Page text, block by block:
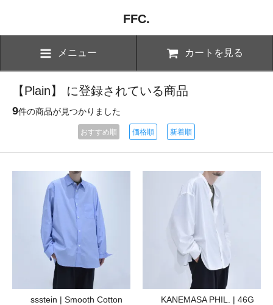
FFC.
メニュー カートを見る
【Plain】 に登録されている商品
9件の商品が見つかりました
おすすめ順 価格順 新着順
ssstein | Smooth Cotton
KANEMASA PHIL. | 46G